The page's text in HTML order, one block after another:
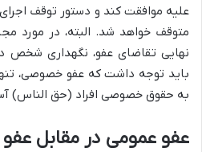
علیه موافقت کند و دستور توقف
متوقف خواهد شد. البته، در مورد
نهایی تقاضای عفو، نگهداری شخص
باید توجه داشت که عفو خصوصی،
به حقوق خصوصی افراد (حق الناس)
عفو عمومی در مقابل